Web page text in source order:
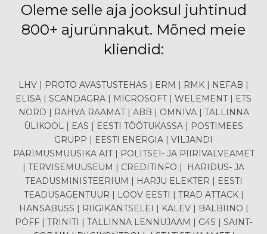
Oleme selle aja jooksul juhtinud
800+ ajurünnakut. Mõned meie
kliendid:
LHV | PROTO AVASTUSTEHAS | ERM | RMK | NEFAB |
ELISA | SCANDAGRA | MICROSOFT | WELEMENT | ETS
NORD | RAHVA RAAMAT | ABB | OMNIVA | TALLINNA
ÜLIKOOL | EAS | EESTI TÖÖTUKASSA | POSTIMEES
GRUPP | EESTI ENERGIA | VILJANDI
PÄRIMUSMUUSIKA AIT | POLITSEI- JA PIIRIVALVEAMET
| TERVISEMUUSEUM | CREDITINFO | HARIDUS- JA
TEADUSMINISTEERIUM | HARJU ELEKTER | EESTI
TEADUSAGENTUUR | LOOV EESTI | TRAD ATTACK |
HANSABUSS | RIIGIKANTSELEI | KALEV | BALBIINO |
PÖFF | TRINITI | TALLINNA LENNUJAAM | G4S | SAINT-